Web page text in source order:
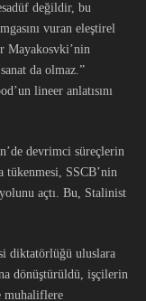
değildir, bu
vuran eleştirel
Mayakosvki’nin
da olmaz.”
lineer anlatısını
devrimci süreçlerin
tükenmesi, SSCB’nin
açtı. Bu, Stalinist
diktatörlüğü uluslara
dönüştürüldü, işçilerin
muhaliflere